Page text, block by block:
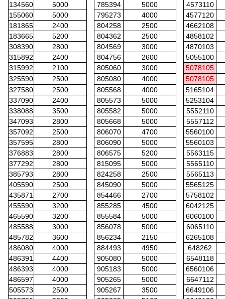
134560
5000 785394 5000
4573110
155060
5000 795273 4000
4577120
181865
2400 804258 2500
4662108
183665
5200 804362 2500
4858102
308390
2800 804569 3000
4870103
315892
2400 804756 2600
5055100
315992
2100 805060 3000
5078105
325590
2500 805080 4000
5078105
327580
2500 805568 4000
5165104
337090
2400 805573 5000
5253104
338088
3500 805582 5000
5552110
347093
2800 805668 5000
5557112
357092
2500 806070 4700
5560100
357595
2800 806090 5000
5560103
376883
2800 806575 5200
5563115
377292
2800 815095 5000
5565110
385793
2800 824258 2500
5565113
405590
2500 845090 5000
5565125
435871
2700 854466 2700
5758102
455590
3200 855285 4500
6042125
465590
3200 855584 5000
6060100
485588
3000 856078 5000
6065110
485782
3600 856234 2150
6265108
486080
4000 884493 4950
648262
486391
4400 905080 5000
6548118
486393
4000 905183 5000
6560106
486597
4000 905265 5000
6647112
505573
2500 905267 3500
6649106